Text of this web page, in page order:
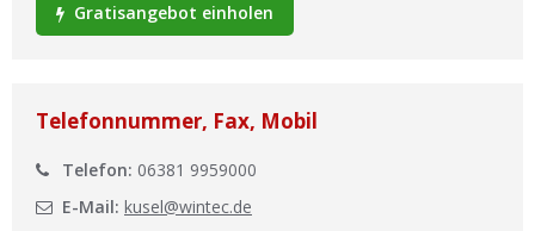
Werkstatt Login
Gratisangebot einholen
Telefonnummer, Fax, Mobil
Telefon: 06381 9959000
E-Mail: kusel@wintec.de